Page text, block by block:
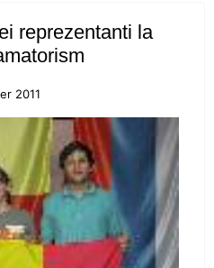
Silviu Munteanu
finala probei de 60 de
CS Ceahlaul - LPS,
si la Iasi
Munteanu s-au
Balcanic
reprezentanti la
2011